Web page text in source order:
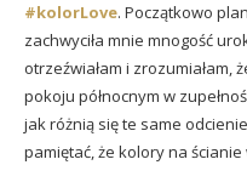
#kolorLove. Początkowo
zachwyciła mnie mnogość
otrzeźwiałam i zrozumiałam,
pokoju północnym w
jak różnią się te same
pamiętać, że kolory na